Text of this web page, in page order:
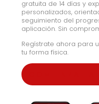
gratuita de 14 días y
personalizados,
seguimiento del
aplicación. Sin
Regístrate ahora para
tu forma física.